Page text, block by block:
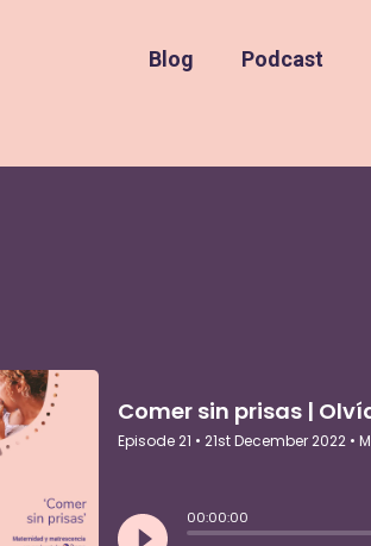
Blog Podcast